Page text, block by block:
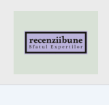
content